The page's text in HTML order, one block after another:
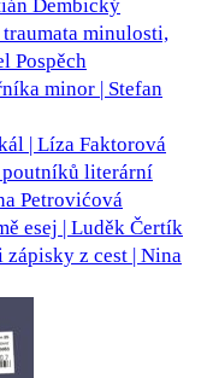
Dembický
traumata minulosti,
Pospěch
minor | Stefan
| Líza Faktorová
literární
Petrovićová
esej | Luděk Čertík
zápisky z cest | Nina